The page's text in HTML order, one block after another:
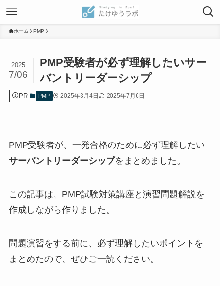
ホーム PMP
PMP受験者が必ず理解したいサー
バントリーダーシップ
2025
7/06
PR PMP 2025年3月4日 2025年7月6日
PMP受験者が、一発合格のために必ず理解したい
サーバントリーダーシップをまとめました。
この記事は、PMP試験対策講座と演習問題解説を
作成しながら作りました。
問題演習をする前に、必ず理解したいポイントを
まとめたので、ぜひご一読ください。